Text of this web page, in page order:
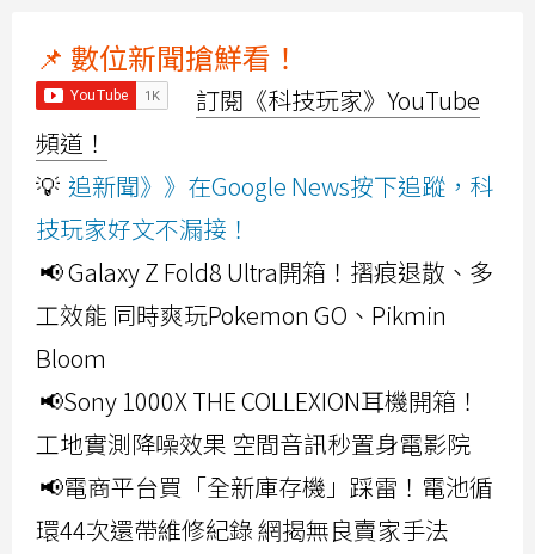
📌 數位新聞搶鮮看！
訂閱《科技玩家》YouTube
頻道！
💡 追新聞》》在Google News按下追蹤，科
技玩家好文不漏接！
📢 Galaxy Z Fold8 Ultra開箱！摺痕退散、多
工效能 同時爽玩Pokemon GO、Pikmin
Bloom
📢Sony 1000X THE COLLEXION耳機開箱！
工地實測降噪效果 空間音訊秒置身電影院
📢電商平台買「全新庫存機」踩雷！電池循
環44次還帶維修紀錄 網揭無良賣家手法